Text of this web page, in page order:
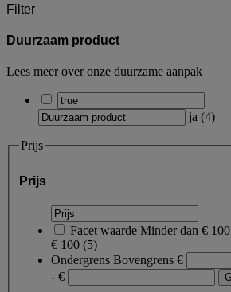
Filter
Duurzaam product
Lees meer over onze duurzame aanpak
ja (4)
Prijs
Prijs
Facet waarde Minder dan € 100
€ 100 (5)
Ondergrens Bovengrens €
- €